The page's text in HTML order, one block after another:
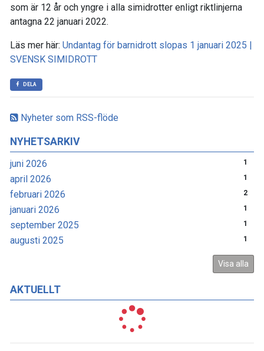
Nyheter som RSS-flöde
NYHETSARKIV
juni 2026 1
april 2026 1
februari 2026 2
januari 2026 1
september 2025 1
augusti 2025 1
Visa alla
AKTUELLT
som är 12 år och yngre i alla simidrotter enligt riktlinjerna
antagna 22 januari 2022.
Läs mer här: Undantag för barnidrott slopas 1 januari 2025 |
SVENSK SIMIDROTT
DELA